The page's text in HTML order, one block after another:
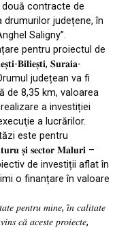
două contracte de
județene, în
Saligny”.
pentru proiectul de
𝐁𝐢𝐥𝐢𝐞𝐬̦𝐭𝐢, 𝐒𝐮𝐫𝐚𝐢𝐚-
Drumul județean va fi
de 8,35 km, valoarea
a investiției
a lucrărilor.
este pentru
𝐬̦𝐢 𝐬𝐞𝐜𝐭𝐨𝐫 𝐌𝐚𝐥𝐮𝐫𝐢 –
de investiții aflat în
o finanțare în valoare
𝑝𝑒𝑛𝑡𝑟𝑢 𝑚𝑖𝑛𝑒, 𝑖̂𝑛 𝑐𝑎𝑙𝑖𝑡𝑎𝑡𝑒
𝑐𝑎̆ 𝑎𝑐𝑒𝑠𝑡𝑒 𝑝𝑟𝑜𝑖𝑒𝑐𝑡𝑒,